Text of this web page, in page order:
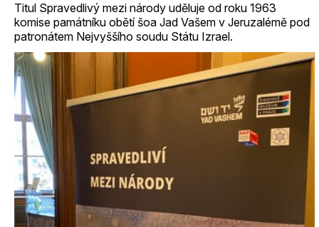
Titul Spravedlivý mezi národy uděluje od roku 1963
komise památníku obětí šoa Jad Vašem v Jeruzalémě pod
patronátem Nejvyššího soudu Státu Izrael.